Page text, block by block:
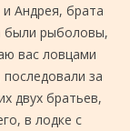
Андрея, брата
были рыболовы,
вас ловцами
за
двух братьев,
в лодке с